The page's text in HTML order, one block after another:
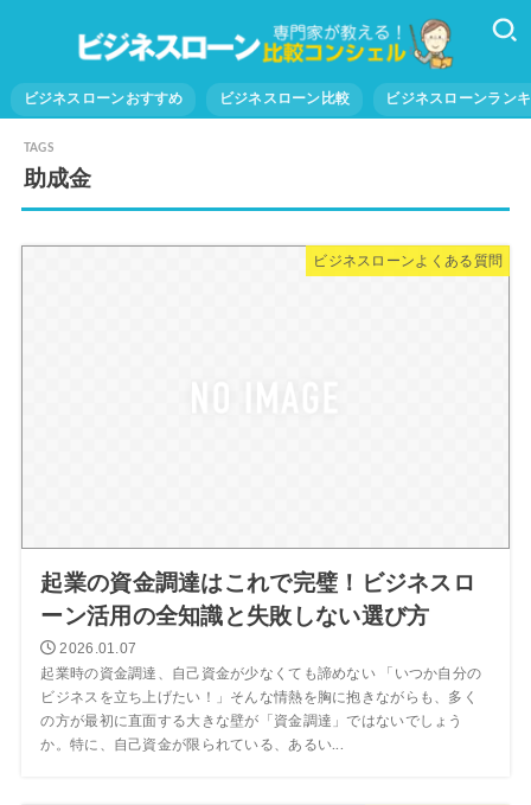
ビジネスローンおすすめ ビジネスローン比較 ビジネスローンラン
助成金
ビジネスローンよくある質問
起業の資金調達はこれで完璧！ビジネスロ
ーン活用の全知識と失敗しない選び方
2026.01.07
起業時の資金調達、自己資金が少なくても諦めない 「いつか自分の
ビジネスを立ち上げたい！」そんな情熱を胸に抱きながらも、多く
の方が最初に直面する大きな壁が「資金調達」ではないでしょう
か。特に、自己資金が限られている、あるい...